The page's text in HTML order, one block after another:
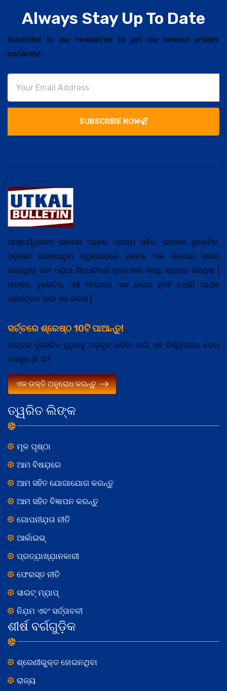
Always Stay Up To Date
Subscribe to our newsletter to get our newest articles
instantly!
SUBSCRIBE NOW
ତ୍ୱରିତ ଲିଙ୍କ
ମୂଳ ପୃଷ୍ଠା
ଆମ ବିଷଯ଼ରେ
ଆମ ସହିତ ଯୋଗାଯୋଗ କରନ୍ତୁ
ଆମ ସହିତ ବିଜ୍ଞାପନ କରନ୍ତୁ
ଗୋପନୀଯ଼ତା ନୀତି
ଆର୍କାଇଭ୍
ପ୍ରତ୍ଯ଼ାଖ୍ଯ଼ାନକାରୀ
ଫେରସ୍ତ ନୀତି
ସାଇଟ୍ ମ୍ଯ଼ାପ୍
ନିଯ଼ମ ଏବଂ ସର୍ତ୍ତାବଳୀ
ଶୀର୍ଷ ବର୍ଗଗୁଡ଼ିକ
ଶ୍ରେଣୀଭୁକ୍ତ ହୋଇନଥିବା
ରାଜ୍ୟ
ଆଶ୍ଚର୍ଯ୍ଯ଼ଜନକ ଭାବରେ ଅନେକ ପ୍ରଥମ ସହିତ, ଉତ୍କଳ ବୁଲେଟିନ,
ଓଡ଼ିଶାର ଗଣମାଧ୍ଯ଼ମ ବ୍ଯ଼ବସାଯ଼ରେ କେବଳ ଏକ ଉତ୍ଥାନ ହାସଲ
କରିନଥିଲା ବରଂ ଓଡ଼ିଆ ରିପୋର୍ଟିଂରେ ନୂତନ ନୀତି ମଧ୍ଯ଼ ସ୍ଥାପନ କରିଥିଲା |
ଉତ୍କଳ ବୁଲେଟିନ, ଏହି ସମଯ଼ରେ ଏକ କାଗଜ ନୁହେଁ ତଥାପି ଆର୍ଥିକ
ପରିବର୍ତ୍ତନ ପାଇଁ ଏକ ବିକାଶ |
ସର୍ଚ୍ଚରେ ଶ୍ରେଷ୍ଠ 10ଟି ପାଆନ୍ତୁ!
ଉତ୍କଳ ବୁଲେଟିନ ନ୍ଯ଼ୁଜକୁ ଅନୁକୂଳ କରିବା ପାଇଁ ଏକ ବିଶ୍ୱସନୀଯ଼ ସେବା
ଖୋଜୁଛନ୍ତି କି?
ଏକ ଉକ୍ତି ଅନୁରୋଧ କରନ୍ତୁ